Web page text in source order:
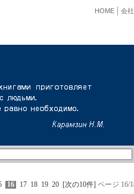
会
HOME
16 17 18 19 20 [次の10件] ページ 16/